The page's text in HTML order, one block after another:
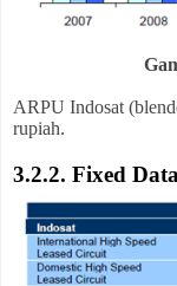
ARPU Indosat
rupiah.
3.2.2. Fixed